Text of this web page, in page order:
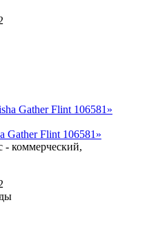
Gather Flint 106581»
- коммерческий,